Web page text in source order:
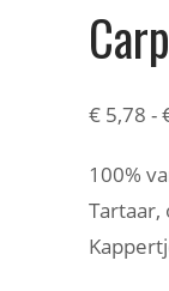
€ 5,78 -
100%
Tartaar,